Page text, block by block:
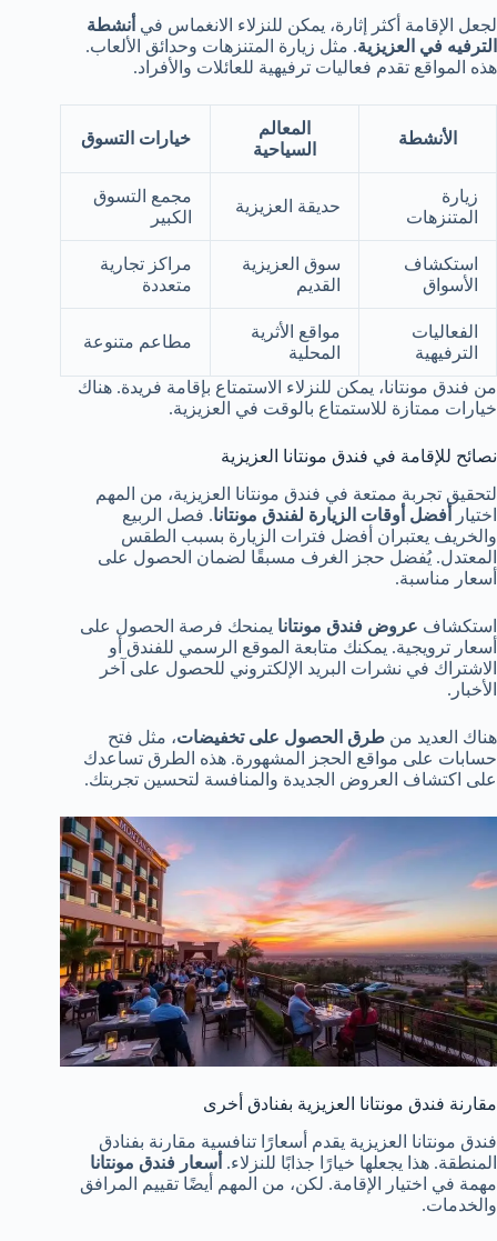
لجعل الإقامة أكثر إثارة، يمكن للنزلاء الانغماس في أنشطة
الترفيه في العزيزية. مثل زيارة المتنزهات وحدائق الألعاب.
هذه المواقع تقدم فعاليات ترفيهية للعائلات والأفراد.
الأنشطة
المعالم
السياحية
خيارات التسوق
زيارة
المتنزهات
حديقة العزيزية
مجمع التسوق
الكبير
استكشاف
الأسواق
سوق العزيزية
القديم
مراكز تجارية
متعددة
الفعاليات
الترفيهية
مواقع الأثرية
المحلية
مطاعم متنوعة
من فندق مونتانا، يمكن للنزلاء الاستمتاع بإقامة فريدة. هناك
خيارات ممتازة للاستمتاع بالوقت في العزيزية.
نصائح للإقامة في فندق مونتانا العزيزية
لتحقيق تجربة ممتعة في فندق مونتانا العزيزية، من المهم
اختيار
أفضل أوقات الزيارة لفندق مونتانا. فصل الربيع
والخريف يعتبران أفضل فترات الزيارة بسبب الطقس
المعتدل. يُفضل حجز الغرف مسبقًا لضمان الحصول على
أسعار مناسبة.
استكشاف عروض فندق مونتانا يمنحك فرصة الحصول على
أسعار ترويجية. يمكنك متابعة الموقع الرسمي للفندق أو
الاشتراك في نشرات البريد الإلكتروني للحصول على آخر
الأخبار.
هناك العديد من طرق الحصول على تخفيضات، مثل فتح
حسابات على مواقع الحجز المشهورة. هذه الطرق تساعدك
على اكتشاف العروض الجديدة والمنافسة لتحسين تجربتك.
مقارنة فندق مونتانا العزيزية بفنادق أخرى
فندق مونتانا العزيزية يقدم أسعارًا تنافسية مقارنة بفنادق
المنطقة. هذا يجعلها خيارًا جذابًا للنزلاء. أسعار فندق مونتانا
مهمة في اختيار الإقامة. لكن، من المهم أيضًا تقييم المرافق
والخدمات.